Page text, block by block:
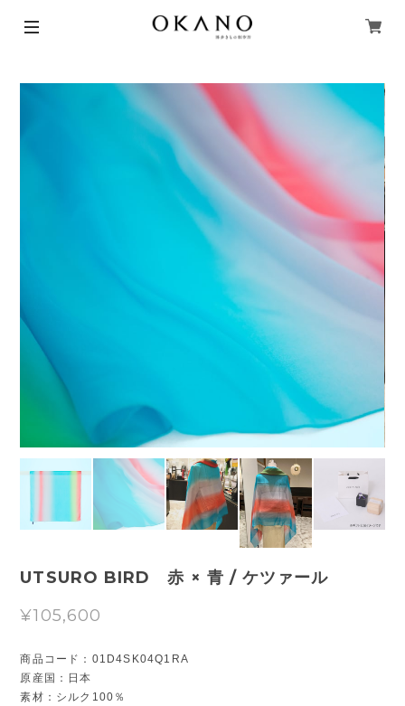
UTSURO BIRD 赤 × 青 / ケツァール
¥105,600
商品コード：01D4SK04Q1RA
原産国：日本
素材：シルク100％